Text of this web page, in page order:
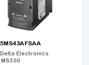
Delta Electronics
MS300